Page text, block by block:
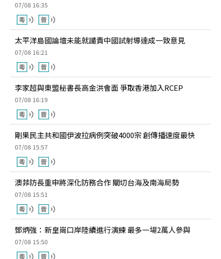
07/08 16:35
太平洋島國論壇未能就譴責中國試射導達成一致意見
07/08 16:21
李家超與東盟秘書長高金洪會面 爭取香港加入RCEP
07/08 16:19
剛果民主共和國伊波拉病例突破4000宗 創傳播速度最快
07/08 15:57
澳菲防長重申將深化防務合作 關切台海及南海局勢
07/08 15:51
鄧炳強：新皇崗口岸陸續進行演練 最多一場2萬人參與
07/08 15:50